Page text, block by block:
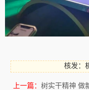
核发：
上一篇： 树实干精神 做